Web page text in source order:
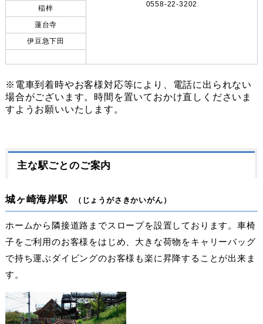
0558-22-3202
稲梓
蓮台寺
伊豆急下田
※電車到着時やお客様対応等により、電話に出られない
場合がございます。時間を置いておかけ直しくださいま
すようお願いいたします。
主な駅ごとのご案内
城ヶ崎海岸駅 （じょうがさきかいがん）
ホームから隣接道路までスロープを設置しております。車椅
子をご利用のお客様をはじめ、大きな荷物をキャリーバッグ
で持ち運ぶダイビングのお客様も楽に昇降することが出来ま
す。